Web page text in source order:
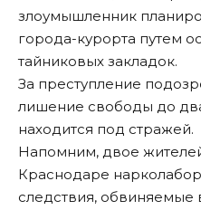
злоумышленник
города-курорта путем
тайниковых закладок.
За преступление
лишение свободы до
находится под стражей.
Напомним, двое
Краснодаре
следствия, обвиняемые